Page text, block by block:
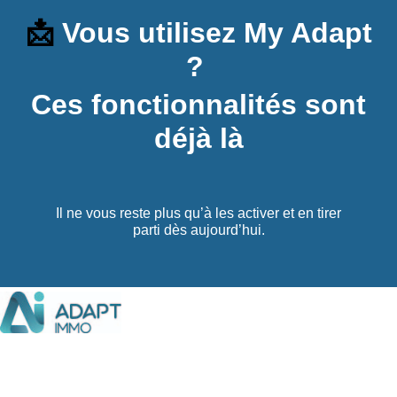
📩 Vous utilisez My Adapt
?
Ces fonctionnalités sont
déjà là
Il ne vous reste plus qu’à les activer et en tirer
parti dès aujourd’hui.